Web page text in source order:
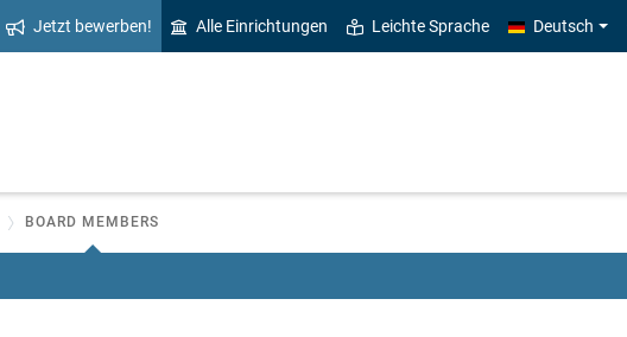
Jetzt bewerben! Alle Einrichtungen Leichte Sprache Deutsch
BOARD MEMBERS